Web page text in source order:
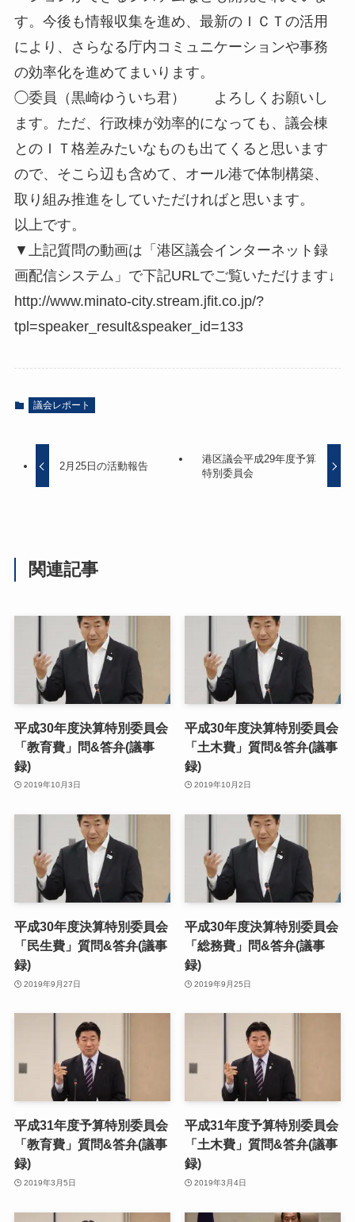
す。今後も情報収集を進め、最新のＩＣＴの活用
により、さらなる庁内コミュニケーションや事務
の効率化を進めてまいります。
◯委員（黒崎ゆういち君） よろしくお願いし
ます。ただ、行政棟が効率的になっても、議会棟
とのＩＴ格差みたいなものも出てくると思います
ので、そこら辺も含めて、オール港で体制構築、
取り組み推進をしていただければと思います。
以上です。
▼上記質問の動画は「港区議会インターネット録
画配信システム」で下記URLでご覧いただけます↓
http://www.minato-city.stream.jfit.co.jp/?
tpl=speaker_result&speaker_id=133
議会レポート
2月25日の活動報告
港区議会平成29年度予算
特別委員会
関連記事
平成30年度決算特別委員会
「教育費」問&答弁(議事
録)
2019年10月3日
平成30年度決算特別委員会
「土木費」質問&答弁(議事
録)
2019年10月2日
平成30年度決算特別委員会
「民生費」質問&答弁(議事
録)
2019年9月27日
平成30年度決算特別委員会
「総務費」問&答弁(議事
録)
2019年9月25日
平成31年度予算特別委員会
「教育費」質問&答弁(議事
録)
2019年3月5日
平成31年度予算特別委員会
「土木費」質問&答弁(議事
録)
2019年3月4日